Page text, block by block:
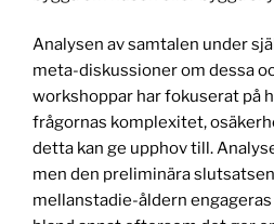
Analysen av samtalen under
meta-diskussioner om dessa
workshoppar har fokuserat på
frågornas komplexitet,
detta kan ge upphov till.
men den preliminära
mellanstadie-åldern